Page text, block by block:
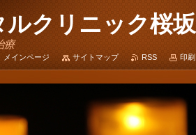
クリニック桜坂
療
メインページ サイトマップ RSS 印刷